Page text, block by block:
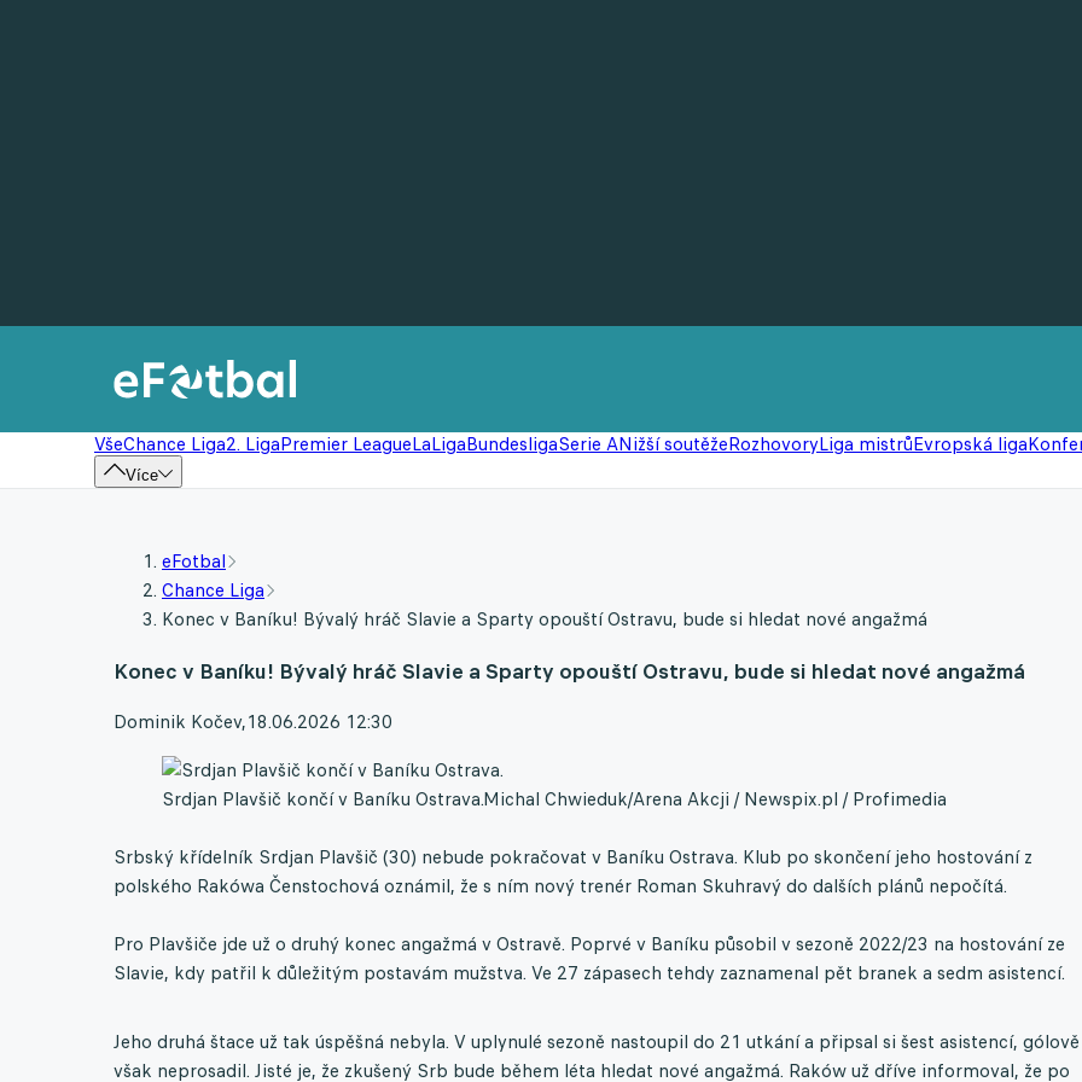
VšeChance Liga2. LigaPremier LeagueLaLigaBundesligaSerie ANižší soutěžeRozhovoryLiga mistrůEvropská liga
Více
eFotbal
Chance Liga
Konec v Baníku! Bývalý hráč Slavie a Sparty opouští Ostravu, bude si hledat nové angažmá
Konec v Baníku! Bývalý hráč Slavie a Sparty opouští Ostravu, bude si hledat nové angažmá
Dominik Kočev,18.06.2026 12:30
Srdjan Plavšič končí v Baníku Ostrava.Michal Chwieduk/Arena Akcji / Newspix.pl / Profimedia
Srbský křídelník Srdjan Plavšič (30) nebude pokračovat v Baníku Ostrava. Klub po skončení jeho hostování z
polského Rakówa Čenstochová oznámil, že s ním nový trenér Roman Skuhravý do dalších plánů nepočítá.
Pro Plavšiče jde už o druhý konec angažmá v Ostravě. Poprvé v Baníku působil v sezoně 2022/23 na hostování ze
Slavie, kdy patřil k důležitým postavám mužstva. Ve 27 zápasech tehdy zaznamenal pět branek a sedm asistencí.
Jeho druhá štace už tak úspěšná nebyla. V uplynulé sezoně nastoupil do 21 utkání a připsal si šest asistencí, gólově
však neprosadil. Jisté je, že zkušený Srb bude během léta hledat nové angažmá. Raków už dříve informoval, že po